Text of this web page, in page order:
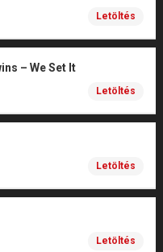
Letöltés
– We Set It
Letöltés
Letöltés
Letöltés